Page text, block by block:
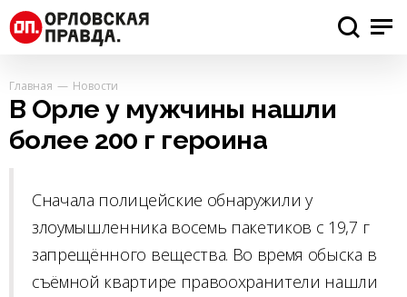
Главная Новости
В Орле у мужчины нашли
более 200 г героина
Сначала полицейские обнаружили у
злоумышленника восемь пакетиков с 19,7 г
запрещённого вещества. Во время обыска в
съёмной квартире правоохранители нашли